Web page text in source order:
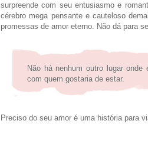
surpreende com seu entusiasmo e
cérebro mega pensante e cauteloso
promessas de amor eterno. Não dá para
Não há nenhum outro lugar
com quem gostaria de estar.
Preciso do seu amor é uma história para